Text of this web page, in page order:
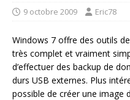
9 octobre 2009 Eric78
Windows 7 offre des outils
très complet et vraiment
d’effectuer des backup de
durs USB externes. Plus
possible de créer une image